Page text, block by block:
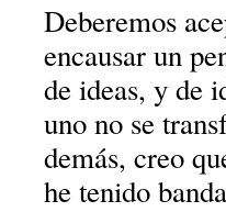
Deberemos
encausar un
de ideas, y de
uno no se
demás, creo
he tenido